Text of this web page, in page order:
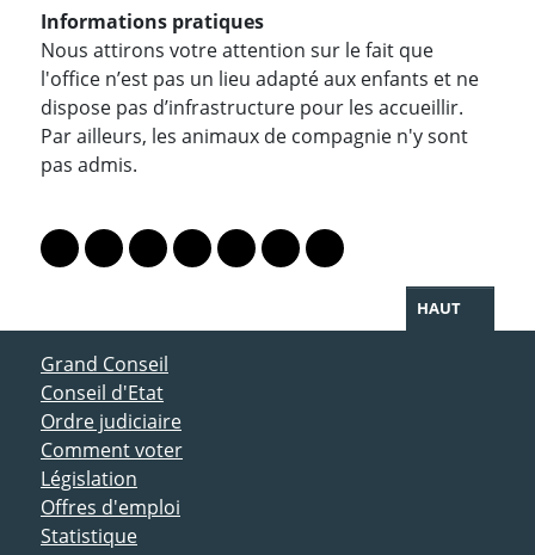
Informations pratiques
Nous attirons votre attention sur le fait que
l'office n’est pas un lieu adapté aux enfants et ne
dispose pas d’infrastructure pour les accueillir.
Par ailleurs, les animaux de compagnie n'y sont
pas admis.
Lien vers le profil Mastodon
Lien vers le profil Bluesky
Lien vers le profil Instagram
Lien vers le profil Linkedin
Lien vers le profil Facebook
Lien vers le profil Twitter
Partager par WhatsApp
HAUT
ACCÈS DIRECT
Grand Conseil
Conseil d'Etat
Ordre judiciaire
Comment voter
Législation
Offres d'emploi
Statistique